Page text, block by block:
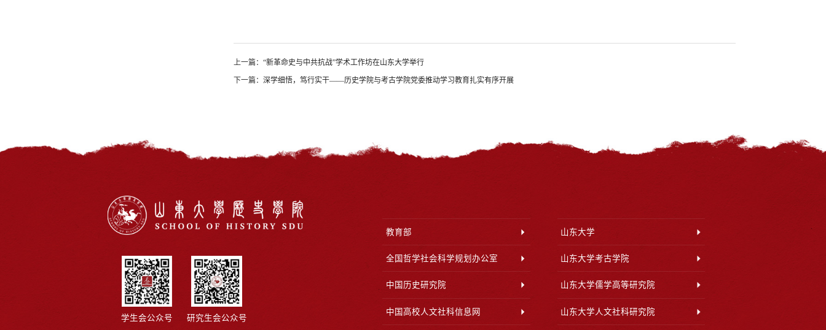
上一篇： “新革命史与中共抗战”学术工作坊在山东大学举行
下一篇： 深学细悟，笃行实干——历史学院与考古学院党委推动学习教育扎实有序开展
学生会公众号 研究生会公众号
教育部 山东大学
全国哲学社会科学规划办公室 山东大学考古学院
中国历史研究院 山东大学儒学高等研究院
中国高校人文社科信息网 山东大学人文社科研究院